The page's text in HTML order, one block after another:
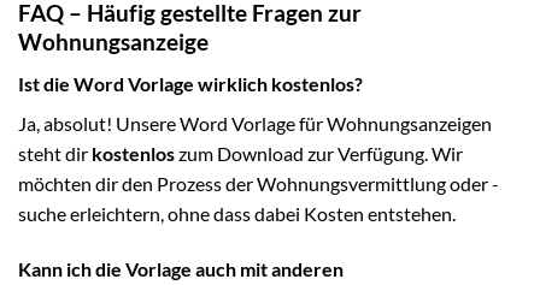
FAQ – Häufig gestellte Fragen zur
Wohnungsanzeige
Ist die Word Vorlage wirklich kostenlos?
Ja, absolut! Unsere Word Vorlage für Wohnungsanzeigen
steht dir kostenloszum Download zur Verfügung. Wir
möchten dir den Prozess der Wohnungsvermittlung oder -
suche erleichtern, ohne dass dabei Kosten entstehen.
Kann ich die Vorlage auch mit anderen